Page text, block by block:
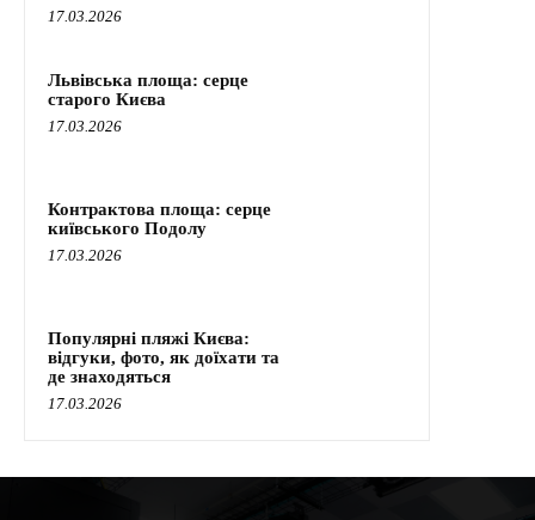
17.03.2026
Львівська площа: серце
старого Києва
17.03.2026
Контрактова площа: серце
київського Подолу
17.03.2026
Популярні пляжі Києва:
відгуки, фото, як доїхати та
де знаходяться
17.03.2026